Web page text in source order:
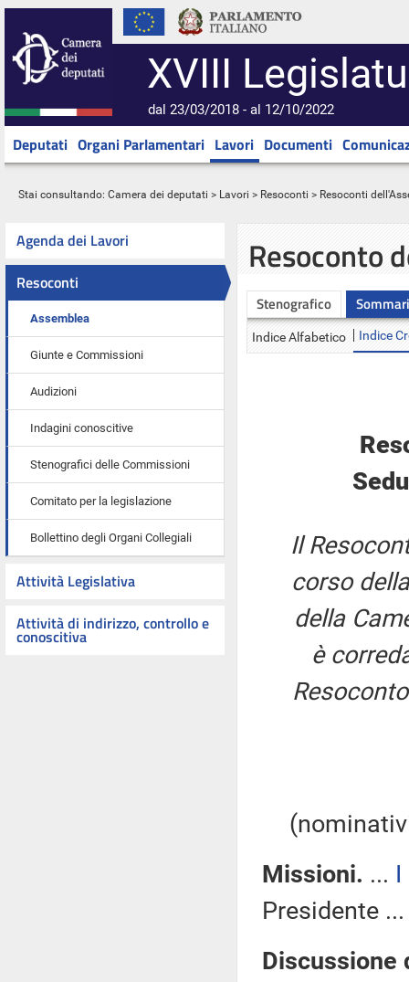
XVIII
dal 23/03/2018 - al 12/10/2022
Deputati Organi Parlamentari Lavori Documenti
Stai consultando: Camera dei deputati > Lavori > Resoconti > Resoconti
Agenda dei Lavori
Resoconti
Assemblea
Giunte e Commissioni
Audizioni
Indagini conoscitive
Stenografici delle Commissioni
Comitato per la legislazione
Bollettino degli Organi Collegiali
Attività Legislativa
Attività di indirizzo, controllo e
conoscitiva
Resoconto
Stenografico
Indice Alfabetico Indice
Il
corso
della
è
Missioni. ... I
Presidente
Discussione